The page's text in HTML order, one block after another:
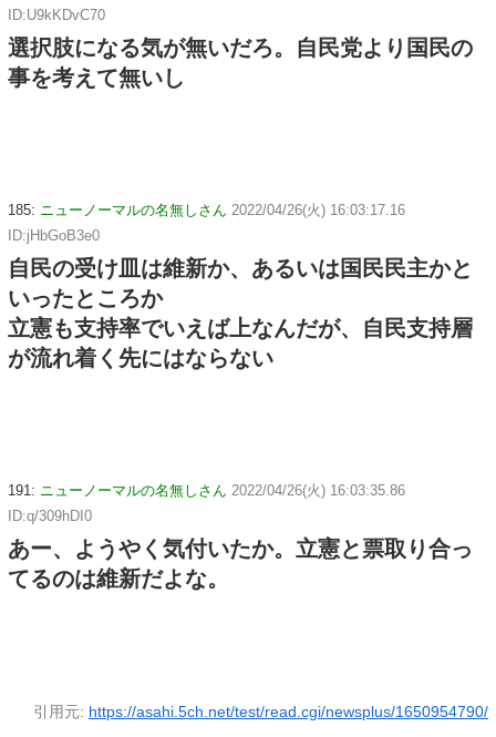
ID:U9kKDvC70
選択肢になる気が無いだろ。自民党より国民の
事を考えて無いし
185: ニューノーマルの名無しさん 2022/04/26(火) 16:03:17.16
ID:jHbGoB3e0
自民の受け皿は維新か、あるいは国民民主かと
いったところか
立憲も支持率でいえば上なんだが、自民支持層
が流れ着く先にはならない
191: ニューノーマルの名無しさん 2022/04/26(火) 16:03:35.86
ID:q/309hDI0
あー、ようやく気付いたか。立憲と票取り合っ
てるのは維新だよな。
引用元: https://asahi.5ch.net/test/read.cgi/newsplus/1650954790/